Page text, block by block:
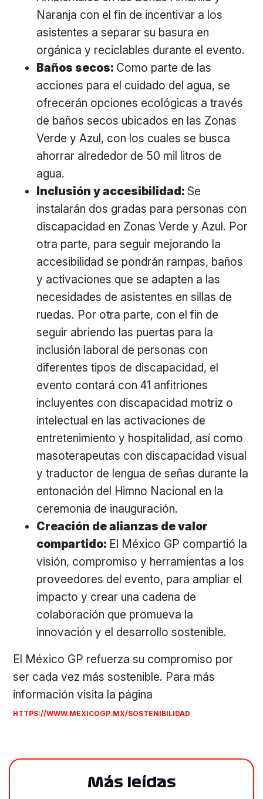
Naranja con el fin de incentivar a los
asistentes a separar su basura en
orgánica y reciclables durante el evento.
Baños secos: Como parte de las
acciones para el cuidado del agua, se
ofrecerán opciones ecológicas a través
de baños secos ubicados en las Zonas
Verde y Azul, con los cuales se busca
ahorrar alrededor de 50 mil litros de
agua.
Inclusión y accesibilidad: Se
instalarán dos gradas para personas con
discapacidad en Zonas Verde y Azul. Por
otra parte, para seguir mejorando la
accesibilidad se pondrán rampas, baños
y activaciones que se adapten a las
necesidades de asistentes en sillas de
ruedas. Por otra parte, con el fin de
seguir abriendo las puertas para la
inclusión laboral de personas con
diferentes tipos de discapacidad, el
evento contará con 41 anfitriones
incluyentes con discapacidad motriz o
intelectual en las activaciones de
entretenimiento y hospitalidad, así como
masoterapeutas con discapacidad visual
y traductor de lengua de señas durante la
entonación del Himno Nacional en la
ceremonia de inauguración.
Creación de alianzas de valor
compartido: El México GP compartió la
visión, compromiso y herramientas a los
proveedores del evento, para ampliar el
impacto y crear una cadena de
colaboración que promueva la
innovación y el desarrollo sostenible.
El México GP refuerza su compromiso por
ser cada vez más sostenible. Para más
información visita la página
HTTPS://WWW.MEXICOGP.MX/SOSTENIBILIDAD
Más leídas